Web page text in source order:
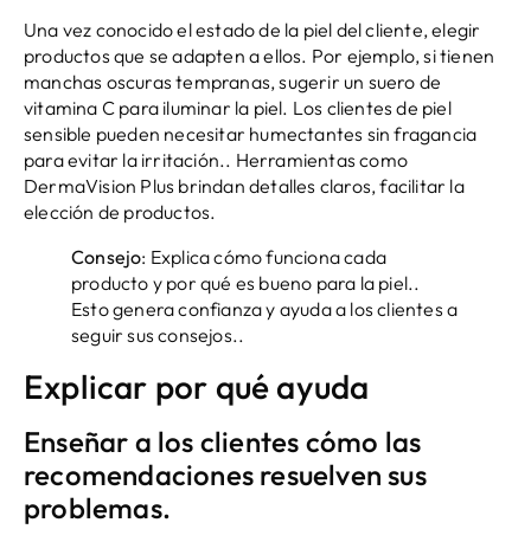
Una vez conocido el estado de la piel del cliente, elegir
productos que se adapten a ellos. Por ejemplo, si tienen
manchas oscuras tempranas, sugerir un suero de
vitamina C para iluminar la piel. Los clientes de piel
sensible pueden necesitar humectantes sin fragancia
para evitar la irritación.. Herramientas como
DermaVision Plus brindan detalles claros, facilitar la
elección de productos.
Consejo: Explica cómo funciona cada
producto y por qué es bueno para la piel..
Esto genera confianza y ayuda a los clientes a
seguir sus consejos..
Explicar por qué ayuda
Enseñar a los clientes cómo las
recomendaciones resuelven sus
problemas.